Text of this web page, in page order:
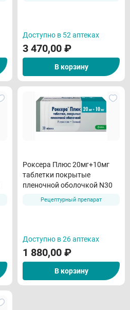
Доступно в 52 аптеках
3 470,00 ₽
В корзину
Роксера Плюс 20мг+10мг
таблетки покрытые
пленочной оболочкой N30
Рецептурный препарат
Доступно в 26 аптеках
1 880,00 ₽
В корзину